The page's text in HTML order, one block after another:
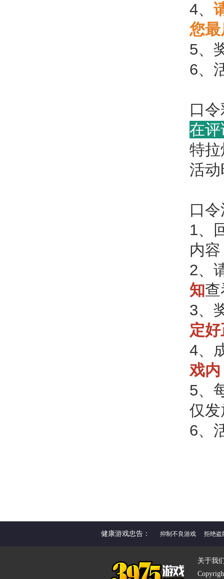
4、
您
5、
6、
口
在
特
活
口
1、
内
2、
知
3、
定
4、
戏
5、
仅
6、
健康游戏忠告： 抑制不良游戏 拒绝盗
关于我